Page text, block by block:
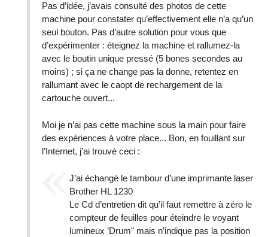
Pas d’idée, j’avais consulté des photos de cette
machine pour constater qu’effectivement elle n’a qu’un
seul bouton. Pas d’autre solution pour vous que
d’expérimenter : éteignez la machine et rallumez-la
avec le boutin unique pressé (5 bones secondes au
moins) ; si ça ne change pas la donne, retentez en
rallumant avec le caopt de rechargement de la
cartouche ouvert...
Moi je n’ai pas cette machine sous la main pour faire
des expériences à votre place... Bon, en fouillant sur
l’Internet, j’ai trouvé ceci :
J’ai échangé le tambour d’une imprimante laser
Brother HL 1230
Le Cd d’entretien dit qu’il faut remettre à zéro le
compteur de feuilles pour éteindre le voyant
lumineux ’Drum" mais n’indique pas la position